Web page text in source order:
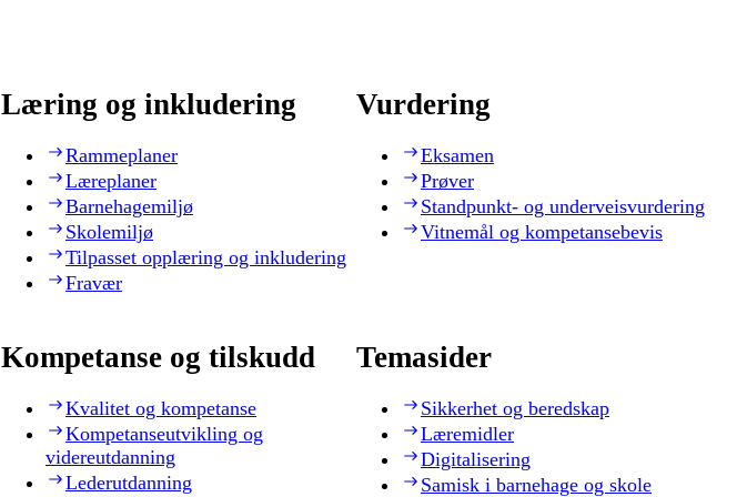
Læring og inkludering
Rammeplaner
Læreplaner
Barnehagemiljø
Skolemiljø
Tilpasset opplæring og inkludering
Fravær
Vurdering
Eksamen
Prøver
Standpunkt- og underveisvurdering
Vitnemål og kompetansebevis
Kompetanse og tilskudd
Kvalitet og kompetanse
Kompetanseutvikling og
videreutdanning
Lederutdanning
Temasider
Sikkerhet og beredskap
Læremidler
Digitalisering
Samisk i barnehage og skole